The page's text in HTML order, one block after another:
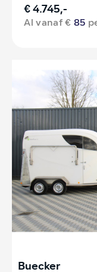
€ 4.745,-
Al vanaf €85
Buecker